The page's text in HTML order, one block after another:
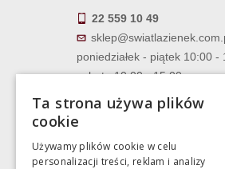
22 559 10 49
poniedziałek - piątek 10:00 -
sobota 10:00 - 15:00
Ta strona używa plików
cookie
Używamy plików cookie w celu
personalizacji treści, reklam i analizy